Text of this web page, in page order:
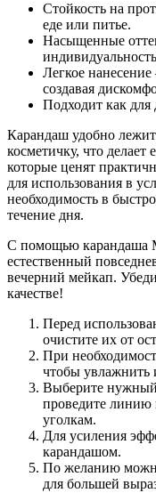
Стойкость на
еде или питье.
Насыщенные
Легкое
создавая
Подходит как для
Карандаш удобно
косметичку, что
которые ценят
для использования в
необходимость в
течение дня.
С помощью карандаша
естественный
вечерний мейкап.
качестве!
Перед
очистите их от
При
чтобы увлажнить
Выберите нужный
проведите линию
уголкам.
Для усиления
карандашом.
По желанию
для большей